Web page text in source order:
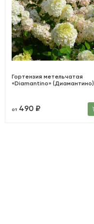
Гортензия метельчатая
«Diamantino» (Диамантино)
от 490 ₽